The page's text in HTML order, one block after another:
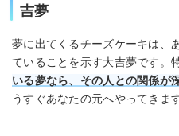
吉夢
夢に出てくるチーズケーキは、
ていることを示す大吉夢です。
いる夢なら、その人との関係が
うすぐあなたの元へやってきます